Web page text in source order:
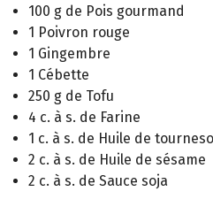
100 g de Pois gourmand
1 Poivron rouge
1 Gingembre
1 Cébette
250 g de Tofu
4 c. à s. de Farine
1 c. à s. de Huile de
2 c. à s. de Huile de sésame
2 c. à s. de Sauce soja